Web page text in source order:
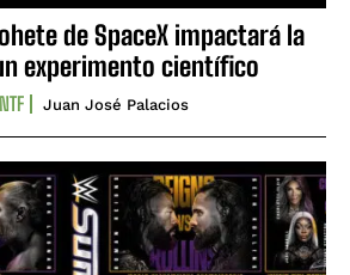
de SpaceX impactará la
experimento científico
Juan José Palacios